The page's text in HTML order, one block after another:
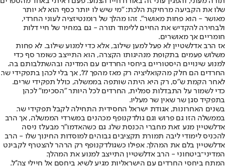
שלו את הקביעה מרחיקת הלכת: "מי שיש לו יותר כסף הוא לא יותר
מאושר - הוא פחות מאושר". זהו מהלך של רומנטיזציה לעוני החרדי,
ולבחירה להקדיש את החיים ללימוד תורה - גם במחיר של חיי דלות
חומריים אך מאושרים.
אז הרב אדלשטיין לא פעל למען שילוב, אלא כדי למנוע שילוב. לא פחות
משלוש פעמים בתקופת מנהיגותו הקצרה, הוא התייצב כשומר סף כדי
למנוע שינויים היסטוריים ביחסי החרדים עם המדינה ובהשתלבותם בה.
החרדים הם חלק מהקואליציה רק מאז מהפך 77', אך בלי לכהן בתפקידי שר.
לאחר הקמת ש"ס, רק היא היתה שותפה בממשלה, כולל תפקידי שרים.
כדי לשמור על התבדלות סמלית, החרדים לכל היותר "הסכימו" לכהן
בתפקיד סגן שר שאין שר מעליו.
בשנים האחרונות, אגודת ישראל החסידית התחילה לקבל תפקידי שר.
בממשלה הזו גם פרוש וגם גולדקנופף מכהנים במשרדי הממשלה, אך הרב
אדלשטיין מנע זאת מחברי הכנסת שלו. גם כשהאדמו"ר מבעלז ניסה
להכניס לימודי ליבה תמורת תקציבים גבוהים למוסדות החינוך שלו - הרב
אדלשטיין בלם את המהלך. אפילו כשגולדקנופף רק הרהר להצטרף לקבינט
המדיני־ביטחוני - הרב אדלשטיין התייצב למנוע את המהלך.
המתח ביחסי החרדים עם הישראליות מגיע לשיא ביחסם אל חיילי צה''ל.